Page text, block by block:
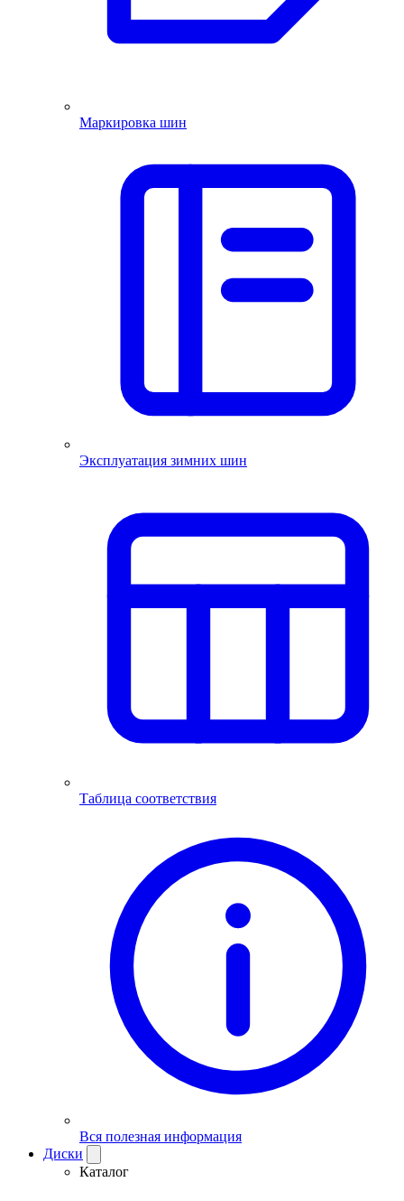
Маркировка шин
Эксплуатация зимних шин
Таблица соответствия
Вся полезная информация
Диски
Каталог